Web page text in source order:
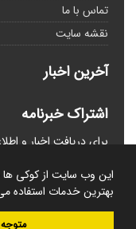
این وب سایت از کوکی ها
بهترین خدمات استفاده
تماس با ما
نقشه سایت
آخرین اخبار
اشتراک خبرنامه
برای دریافت اخبار و